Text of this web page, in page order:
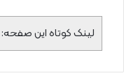
لینک کوتاه این صفحه: